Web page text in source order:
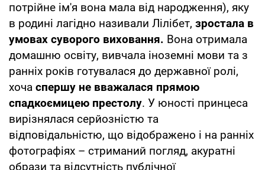
потрійне ім'я вона мала від народження), яку
в родині лагідно називали Лілібет, зростала в
умовах суворого виховання. Вона отримала
домашню освіту, вивчала іноземні мови та з
ранніх років готувалася до державної ролі,
хоча спершу не вважалася прямою
спадкоємицею престолу. У юності принцеса
вирізнялася серйозністю та
відповідальністю, що відображено і на ранніх
фотографіях – стриманий погляд, акуратні
образи та відсутність публічної